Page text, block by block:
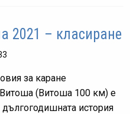
2021 – класиране
за каране
(Витоша 100 км) е
история